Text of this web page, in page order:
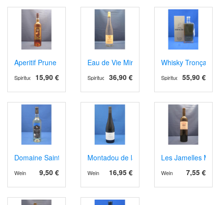
Aperitif Prune
15,90 €
Spirituosen
Eau de Vie Mirabelle
36,90 €
Spirituosen
Whisky Tronçais
55,90 €
Spirituosen
Domaine Sainte Juste AOP Corbières 2024 weiss
9,50 €
Wein
Montadou de la Feilho, AOP Corbières
16,95 €
Wein
Les Jamelles
7,55 €
Wein